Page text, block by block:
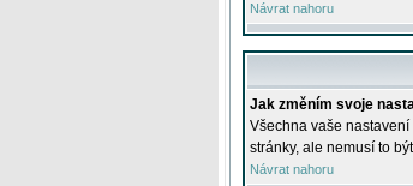
Návrat nahoru
Jak změním svoje
Všechna vaše
stránky, ale nemusí to
Návrat nahoru